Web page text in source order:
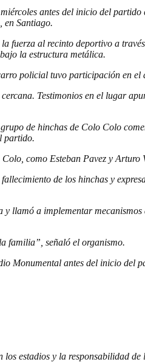
antes del inicio del
en Santiago.
fuerza al recinto deportivo a
la estructura metálica.
policial tuvo participación en el
Testimonios en el lugar
de hinchas de Colo Colo
partido.
como Esteban Pavez y
de los hinchas y
llamó a implementar
familia”, señaló el organismo.
Monumental antes del inicio del
estadios y la responsabilidad de